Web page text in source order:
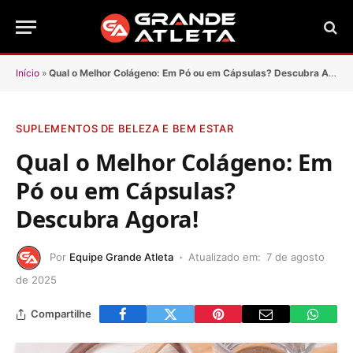
Início » Qual o Melhor Colágeno: Em Pó ou em Cápsulas? Descubra Agora!
SUPLEMENTOS DE BELEZA E BEM ESTAR
Qual o Melhor Colágeno: Em
Pó ou em Cápsulas?
Descubra Agora!
Por Equipe Grande Atleta Atualizado em: 7 de agosto
de 2025
Compartilhe